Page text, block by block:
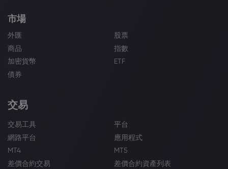
市場
外匯
股票
商品
指數
加密貨幣
ETF
債券
交易
交易工具
平台
網路平台
應用程式
MT4
MT5
差價合約交易
差價合約資產列表